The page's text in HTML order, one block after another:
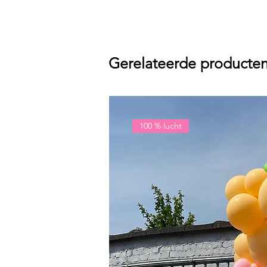
Gerelateerde
100 % lucht